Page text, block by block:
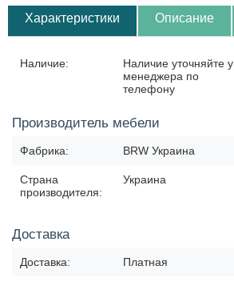
Характеристики Описание
Наличие:
Наличие уточняйте у
менеджера по
телефону
Производитель мебели
Фабрика: BRW Украина
Страна
производителя:
Украина
Доставка
Доставка: Платная